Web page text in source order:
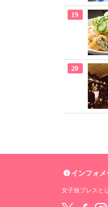
19
20
インフォ
女子旅プレスと